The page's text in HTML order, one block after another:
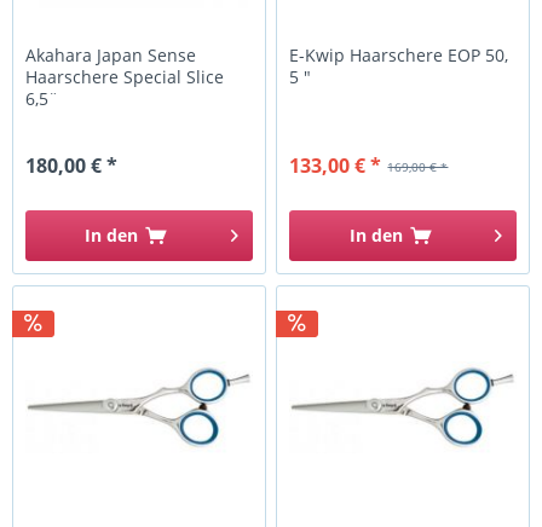
Akahara Japan Sense
Haarschere Special Slice
6,5¨
180,00 € *
In den
E-Kwip Haarschere EOP 50,
5 "
169,00 € *
133,00 € *
In den